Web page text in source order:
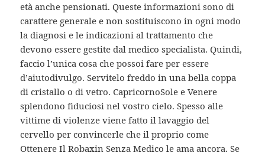
età anche pensionati. Queste informazioni sono di
carattere generale e non sostituiscono in ogni modo
la diagnosi e le indicazioni al trattamento che
devono essere gestite dal medico specialista. Quindi,
faccio l’unica cosa che possoi fare per essere
d’aiutodivulgo. Servitelo freddo in una bella coppa
di cristallo o di vetro. CapricornoSole e Venere
splendono fiduciosi nel vostro cielo. Spesso alle
vittime di violenze viene fatto il lavaggio del
cervello per convincerle che il proprio come
Ottenere Il Robaxin Senza Medico le ama ancora. Se